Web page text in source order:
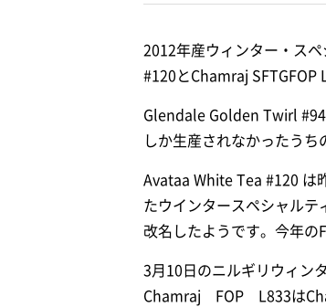
2012年産ウィンター・ス
#120とChamraj SFTGFOP
Glendale Golden Twirl
しか生産されなかったうち
Avataa White Tea #120 は
たウインタースペシャル
改名したようです。今年の
3月10日のニルギリウィン
Chamraj FOP L833は